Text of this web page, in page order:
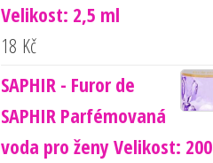
Velikost: 2,5 ml
18 Kč
SAPHIR - Furor de
SAPHIR Parfémovaná
voda pro ženy Velikost: 200